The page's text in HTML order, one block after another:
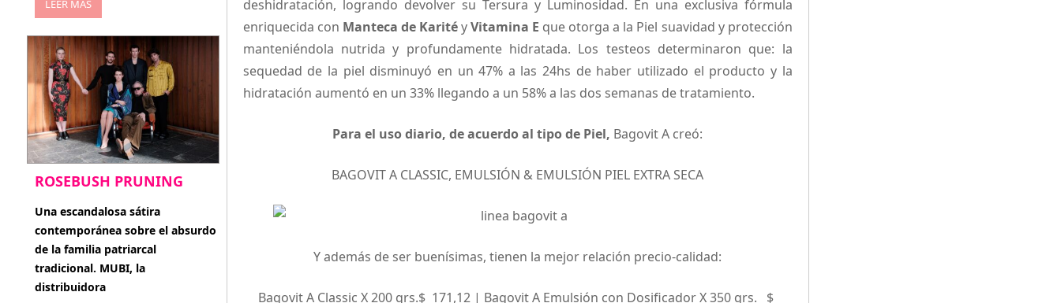
deshidratación, logrando devolver su Tersura y Luminosidad. En una exclusiva fórmula
enriquecida con Manteca de KaritéyVitamina E que otorga a la Piel suavidad y protección
manteniéndola nutrida y profundamente hidratada. Los testeos determinaron que: la
sequedad de la piel disminuyó en un 47% a las 24hs de haber utilizado el producto y la
hidratación aumentó en un 33% llegando a un 58% a las dos semanas de tratamiento.
Para el uso diario, de acuerdo al tipo de Piel, Bagovit A creó:
BAGOVIT A CLASSIC, EMULSIÓN & EMULSIÓN PIEL EXTRA SECA
Y además de ser buenísimas, tienen la mejor relación precio-calidad:
Bagovit A Classic X 200 grs.$ 171,12 | Bagovit A Emulsión con Dosificador X 350 grs. $
LEER MÁS
ROSEBUSH PRUNING
enero 20, 2026
Una escandalosa sátira
contemporánea sobre el absurdo
de la familia patriarcal
tradicional. MUBI, la
distribuidora